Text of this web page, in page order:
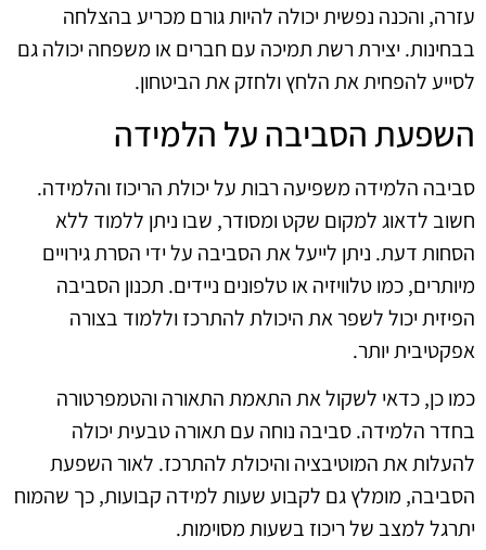
עזרה, והכנה נפשית יכולה להיות גורם מכריע בהצלחה
בבחינות. יצירת רשת תמיכה עם חברים או משפחה יכולה גם
לסייע להפחית את הלחץ ולחזק את הביטחון.
השפעת הסביבה על הלמידה
סביבה הלמידה משפיעה רבות על יכולת הריכוז והלמידה.
חשוב לדאוג למקום שקט ומסודר, שבו ניתן ללמוד ללא
הסחות דעת. ניתן לייעל את הסביבה על ידי הסרת גירויים
מיותרים, כמו טלוויזיה או טלפונים ניידים. תכנון הסביבה
הפיזית יכול לשפר את היכולת להתרכז וללמוד בצורה
אפקטיבית יותר.
כמו כן, כדאי לשקול את התאמת התאורה והטמפרטורה
בחדר הלמידה. סביבה נוחה עם תאורה טבעית יכולה
להעלות את המוטיבציה והיכולת להתרכז. לאור השפעת
הסביבה, מומלץ גם לקבוע שעות למידה קבועות, כך שהמוח
יתרגל למצב של ריכוז בשעות מסוימות.